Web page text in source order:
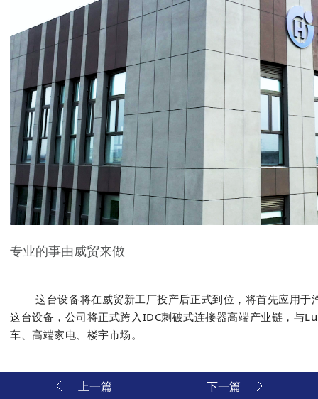
专业的事由威贸来做
这台设备将在威贸新工厂投产后正式到位，将首先应用于
这台设备，公司将正式跨入IDC刺破式连接器高端产业链，与
车、高端家电、楼宇市场。
上一篇 下一篇